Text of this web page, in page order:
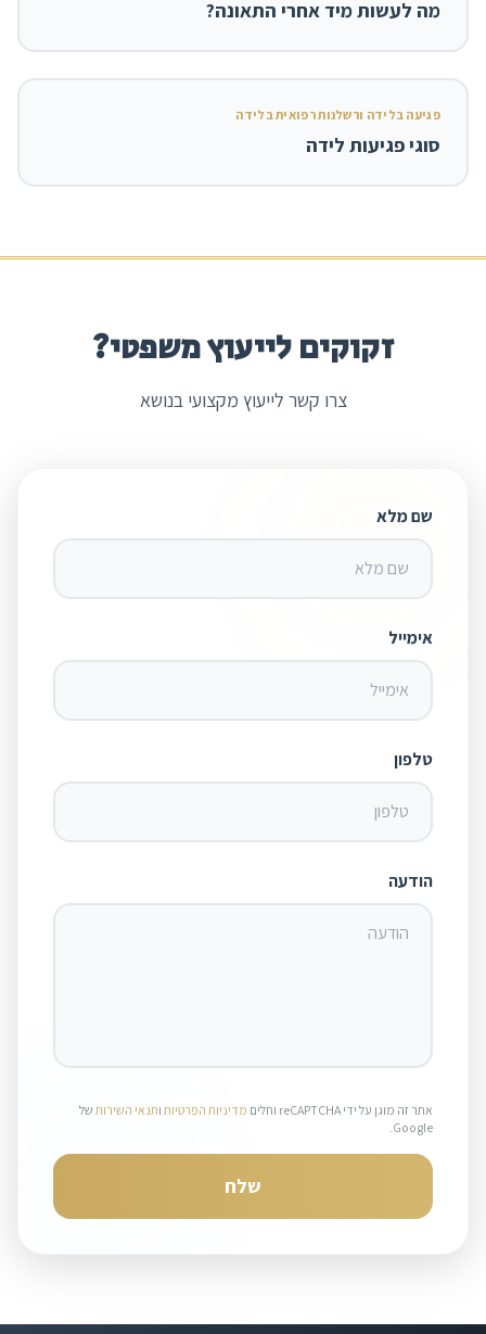
מה לעשות מיד אחרי התאונה?
פגיעה בלידה ורשלנות רפואית בלידה
סוגי פגיעות לידה
זקוקים לייעוץ משפטי?
צרו קשר לייעוץ מקצועי בנושא
שם מלא
אימייל
טלפון
הודעה
אתר זה מוגן על ידי reCAPTCHA וחלים מדיניות הפרטיות ותנאי השירות של
Google.
שלח